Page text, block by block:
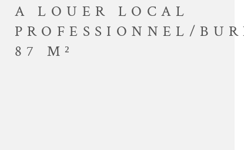
A LOUER LOCAL
PROFESSIONNEL/
87 M²